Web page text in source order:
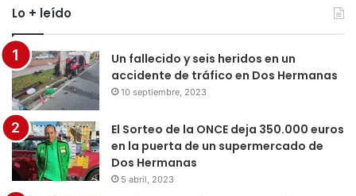
Lo + leído
Un fallecido y seis heridos en un
accidente de tráfico en Dos Hermanas
10 septiembre, 2023
El Sorteo de la ONCE deja 350.000 euros
en la puerta de un supermercado de
Dos Hermanas
5 abril, 2023